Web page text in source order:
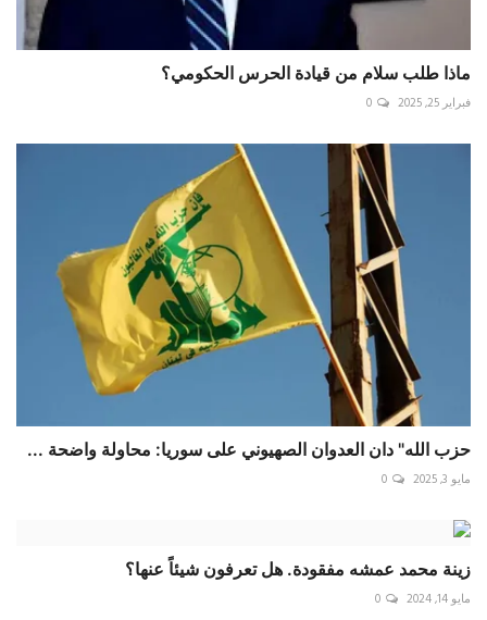
ماذا طلب سلام من قيادة الحرس الحكومي؟
فبراير 25, 2025 0
حزب الله" دان العدوان الصهيوني على سوريا: محاولة واضحة ...
مايو 3, 2025 0
زينة محمد عمشه مفقودة. هل تعرفون شيئاً عنها؟
مايو 14, 2024 0